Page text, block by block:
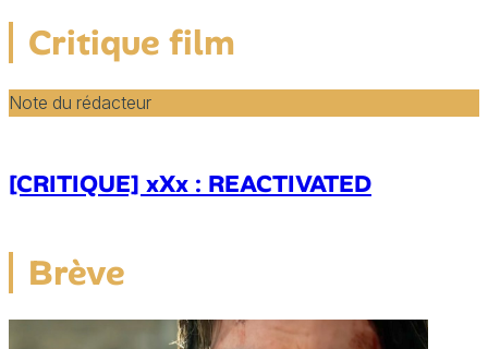
Critique film
Note du rédacteur
[CRITIQUE] xXx : REACTIVATED
Brève